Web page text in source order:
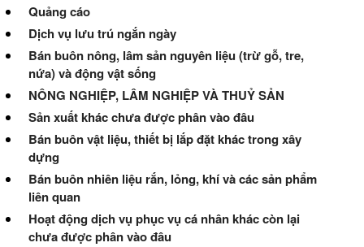
Quảng cáo
Dịch vụ lưu trú ngắn ngày
Bán buôn nông, lâm sản nguyên liệu (trừ gỗ, tre,
nứa) và động vật sống
NÔNG NGHIỆP, LÂM NGHIỆP VÀ THUỶ SẢN
Sản xuất khác chưa được phân vào đâu
Bán buôn vật liệu, thiết bị lắp đặt khác trong xây
dựng
Bán buôn nhiên liệu rắn, lỏng, khí và các sản phẩm
liên quan
Hoạt động dịch vụ phục vụ cá nhân khác còn lại
chưa được phân vào đâu